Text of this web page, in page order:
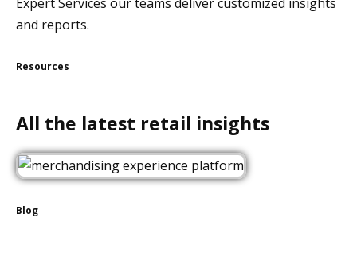
and reports.
Resources
All the latest retail insights
Blog